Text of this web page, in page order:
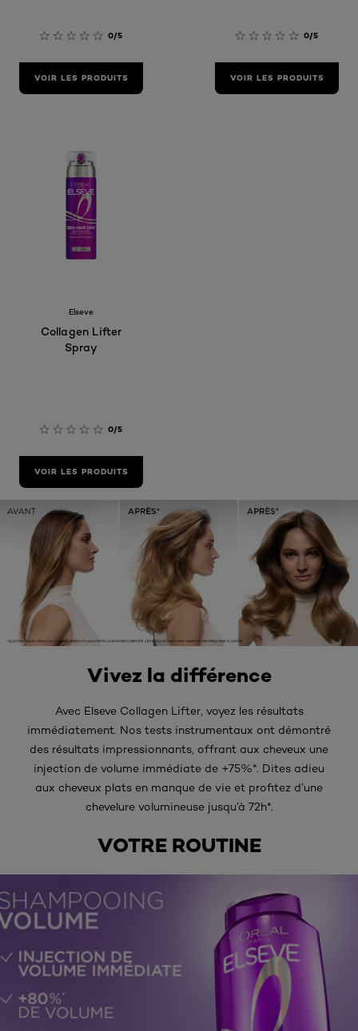
0/5
VOIR LES PRODUITS
0/5
VOIR LES PRODUITS
Elseve
Collagen Lifter
Spray
0/5
VOIR LES PRODUITS
Vivez la différence
Avec Elseve Collagen Lifter, voyez les résultats
immédiatement. Nos tests instrumentaux ont démontré
des résultats impressionnants, offrant aux cheveux une
injection de volume immédiate de +75%*. Dites adieu
aux cheveux plats en manque de vie et profitez d’une
chevelure volumineuse jusqu’à 72h*.
VOTRE ROUTINE